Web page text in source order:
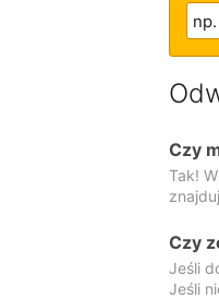
Czy
Tak!
Czy
Jeśli
Jeśli